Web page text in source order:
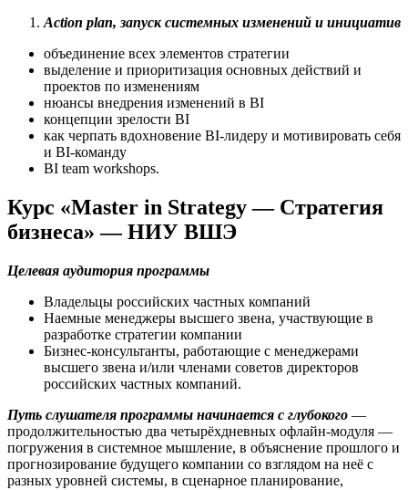
Action plan, запуск системных изменений и инициатив
объединение всех элементов стратегии
выделение и приоритизация основных действий и
проектов по изменениям
нюансы внедрения изменений в BI
концепции зрелости BI
как черпать вдохновение BI-лидеру и мотивировать себя
и BI-команду
BI team workshops.
Курс «Master in Strategy — Стратегия
бизнеса» — НИУ ВШЭ
Целевая аудитория программы
Владельцы российских частных компаний
Наемные менеджеры высшего звена, участвующие в
разработке стратегии компании
Бизнес-консультанты, работающие с менеджерами
высшего звена и/или членами советов директоров
российских частных компаний.
Путь слушателя программы начинается с глубокого —
продолжительностью два четырёхдневных офлайн-модуля —
погружения в системное мышление, в объяснение прошлого и
прогнозирование будущего компании со взглядом на неё с
разных уровней системы, в сценарное планирование,